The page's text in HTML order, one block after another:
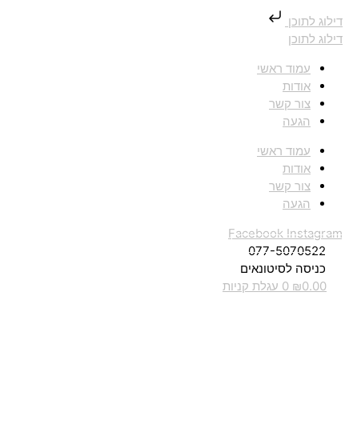
דילוג לתוכן
דילוג לתוכן
עמוד ראשי
אודות
צור קשר
הגעה
עמוד ראשי
אודות
צור קשר
הגעה
Facebook Instagram
077-5070522
כניסה לסיטונאים
₪0.00
0 עגלת קניות